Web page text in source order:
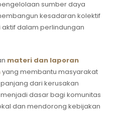
sumber daya
kesadaran kolektif
dalam perlindungan
materi dan laporan
yang membantu masyarakat
dari kerusakan
dasar bagi komunitas
dan mendorong kebijakan